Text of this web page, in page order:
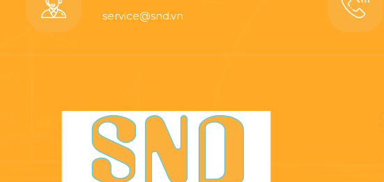
service@snd.vn